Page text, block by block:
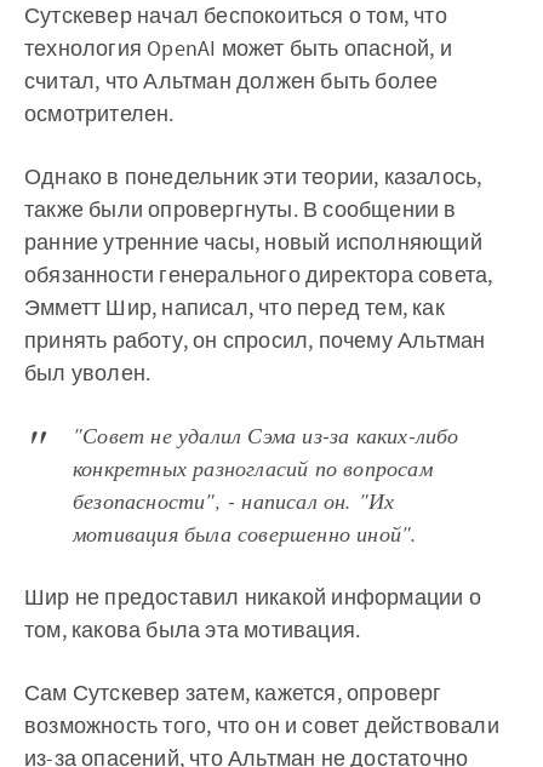
Сутскевер начал беспокоиться о том, что
технология OpenAI может быть опасной, и
считал, что Альтман должен быть более
осмотрителен.
Однако в понедельник эти теории, казалось,
также были опровергнуты. В сообщении в
ранние утренние часы, новый исполняющий
обязанности генерального директора совета,
Эмметт Шир, написал, что перед тем, как
принять работу, он спросил, почему Альтман
был уволен.
"Совет не удалил Сэма из-за каких-либо
конкретных разногласий по вопросам
безопасности", - написал он. "Их
мотивация была совершенно иной".
Шир не предоставил никакой информации о
том, какова была эта мотивация.
Сам Сутскевер затем, кажется, опроверг
возможность того, что он и совет действовали
из-за опасений, что Альтман не достаточно